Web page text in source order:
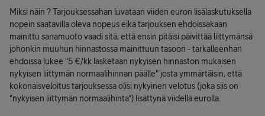
Miksi näin ? Tarjouksessahan luvataan viiden euron lisälaskutuksella
nopein saatavilla oleva nopeus eikä tarjouksen ehdoissakaan
mainittu sanamuoto vaadi sitä, että ensin pitäisi päivittää liittymänsä
johonkin muuhun hinnastossa mainittuun tasoon - tarkalleenhan
ehdoissa lukee "5 €/kk lasketaan nykyisen hinnaston mukaisen
nykyisen liittymän normaalihinnan päälle" josta ymmärtäisin, että
kokonaisveloitus tarjouksessa olisi nykyinen velotus (joka siis on
"nykyisen liittymän normaalihinta") lisättynä viidellä eurolla.